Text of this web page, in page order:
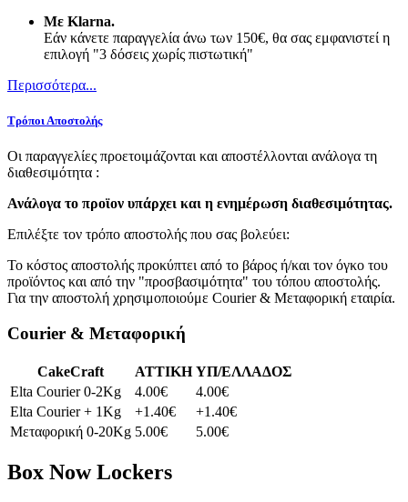
Με Klarna.
Εάν κάνετε παραγγελία άνω των 150€, θα σας εμφανιστεί η
επιλογή "3 δόσεις χωρίς πιστωτική"
Περισσότερα...
Τρόποι Αποστολής
Οι παραγγελίες προετοιμάζονται και αποστέλλονται ανάλογα τη
διαθεσιμότητα :
Ανάλογα το προϊoν υπάρχει και η ενημέρωση διαθεσιμότητας.
Επιλέξτε τον τρόπο αποστολής που σας βολεύει:
Το κόστος αποστολής προκύπτει από το βάρος ή/και τον όγκο του
προϊόντος και από την "προσβασιμότητα" του τόπου αποστολής.
Για την αποστολή χρησιμοποιούμε Courier & Μεταφορική εταιρία.
Courier & Μεταφορική
CakeCraft ATTIKH ΥΠ/ΕΛΛΑΔΟΣ
Elta Courier 0-2Kg
4.00€
4.00€
Elta Courier + 1Kg
+1.40€
+1.40€
Μεταφορική 0-20Kg 5.00€ 5.00€
Box Now Lockers